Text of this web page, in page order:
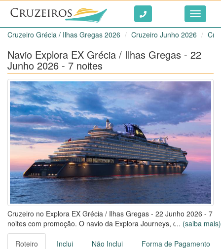
Ir ao conteúdo
Toggle
Cruzeiro Grécia / Ilhas Gregas 2026
Cruzeiro Junho 2026
Navio Explora EX Grécia / Ilhas Gregas - 22
Junho 2026 - 7 noites
Cruzeiro no Explora EX Grécia / Ilhas Gregas - 22 Junho 2026 - 7
noites com promoção. O navio da Explora Journeys, construído
em 2024, comporta até 1473 passageiros, com uma tripulação de
640 colaboradores.
... (saiba mais)
Roteiro Inclui Não Inclui Forma de Pagamento